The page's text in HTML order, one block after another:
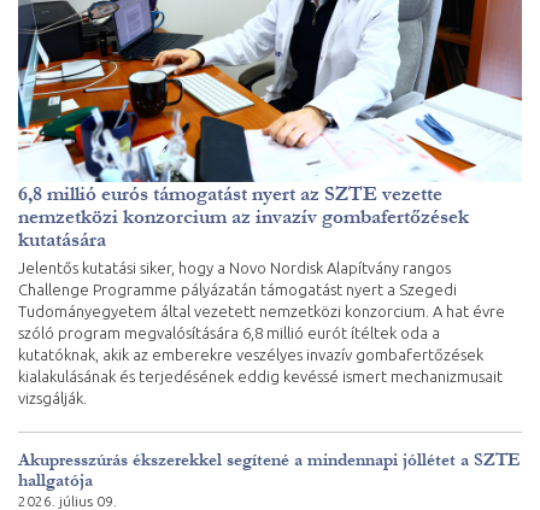
6,8 millió eurós támogatást nyert az SZTE vezette
nemzetközi konzorcium az invazív gombafertőzések
kutatására
Jelentős kutatási siker, hogy a Novo Nordisk Alapítvány rangos
Challenge Programme pályázatán támogatást nyert a Szegedi
Tudományegyetem által vezetett nemzetközi konzorcium. A hat évre
szóló program megvalósítására 6,8 millió eurót ítéltek oda a
kutatóknak, akik az emberekre veszélyes invazív gombafertőzések
kialakulásának és terjedésének eddig kevéssé ismert mechanizmusait
vizsgálják.
Akupresszúrás ékszerekkel segítené a mindennapi jóllétet a SZTE
hallgatója
2026. július 09.